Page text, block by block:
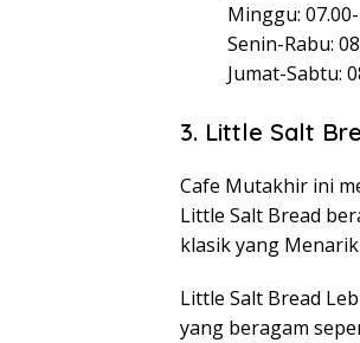
Minggu:
Senin-Rabu:
Jumat-Sabtu:
3. Little Salt
Cafe Mutakhir ini
Little Salt Bread
klasik yang
Little Salt Bread
yang beragam